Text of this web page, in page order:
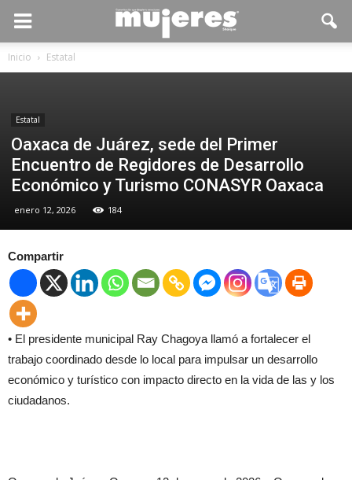
Inicio Estatal
Estatal
Oaxaca de Juárez, sede del Primer
Encuentro de Regidores de Desarrollo
Económico y Turismo CONASYR Oaxaca
enero 12, 2026 184
Compartir
• El presidente municipal Ray Chagoya llamó a fortalecer el
trabajo coordinado desde lo local para impulsar un desarrollo
económico y turístico con impacto directo en la vida de las y los
ciudadanos.